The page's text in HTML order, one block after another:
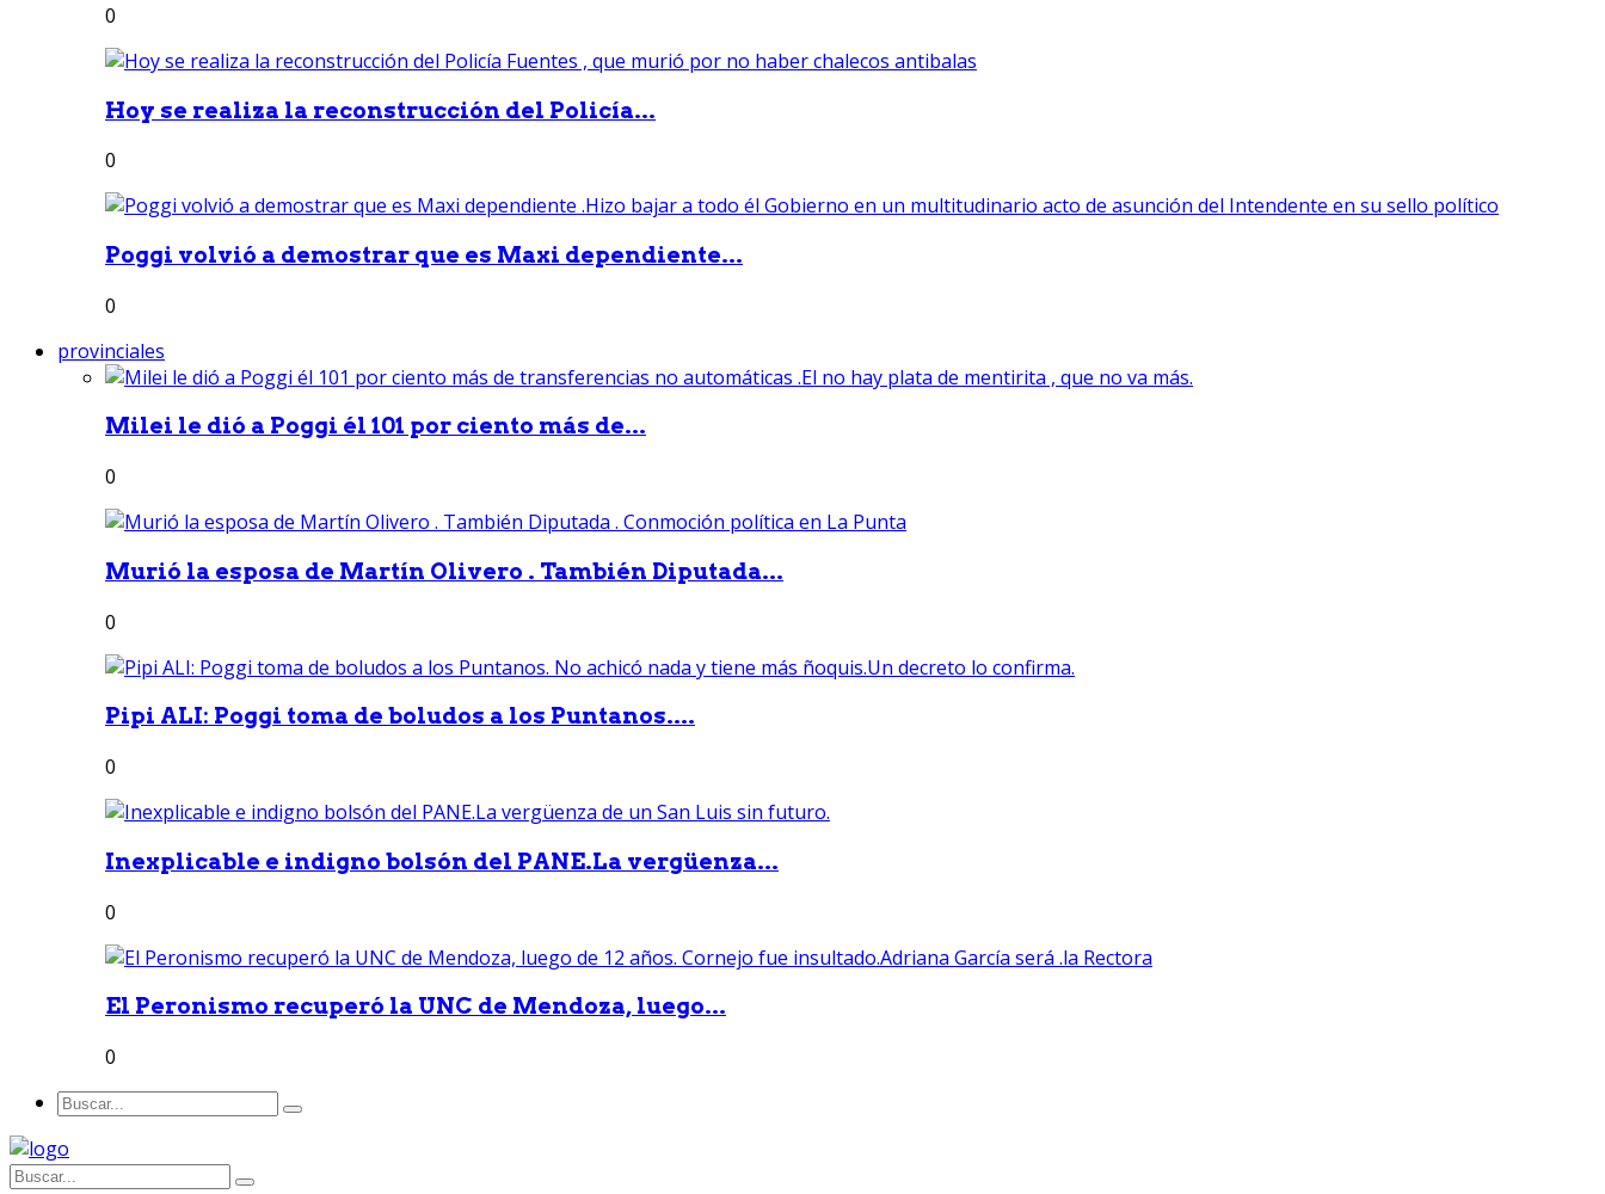
0
Hoy se realiza la reconstrucción del Policía...
0
Poggi volvió a demostrar que es Maxi dependiente...
0
provinciales
Milei le dió a Poggi él 101 por ciento más de...
0
Murió la esposa de Martín Olivero . También Diputada...
0
Pipi ALI: Poggi toma de boludos a los Puntanos....
0
Inexplicable e indigno bolsón del PANE.La vergüenza...
0
El Peronismo recuperó la UNC de Mendoza, luego...
0